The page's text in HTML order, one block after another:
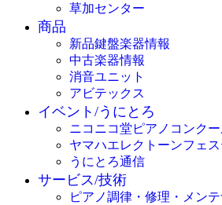
草加センター
商品
新品鍵盤楽器情報
中古楽器情報
消音ユニット
アビテックス
イベント/うにとろ
ニコニコ堂ピアノコンク
ヤマハエレクトーンフェ
うにとろ通信
サービス/技術
ピアノ調律・修理・メン